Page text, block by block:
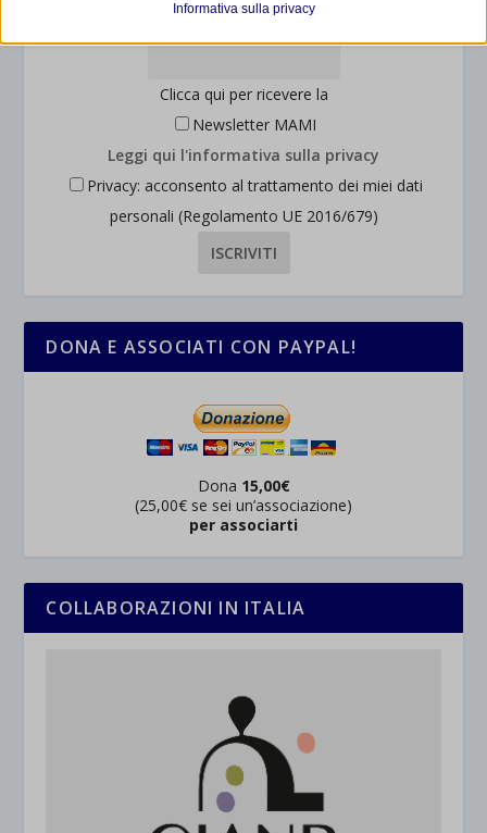
Indirizzo email:
Clicca qui per ricevere la
Newsletter MAMI
Leggi qui l'informativa sulla privacy
Privacy: acconsento al trattamento dei miei dati
personali (Regolamento UE 2016/679)
DONA E ASSOCIATI CON PAYPAL!
Dona 15,00€
(25,00€ se sei un’associazione)
per associarti
COLLABORAZIONI IN ITALIA
wp-settings-time-*
interagiscono con il nostro sito web.
jetpackState[message]
rientrano nelle altre categorie specifiche o che non sono stati
esplicitamente categorizzati.
Mostra dettagli
Informativa sulla privacy